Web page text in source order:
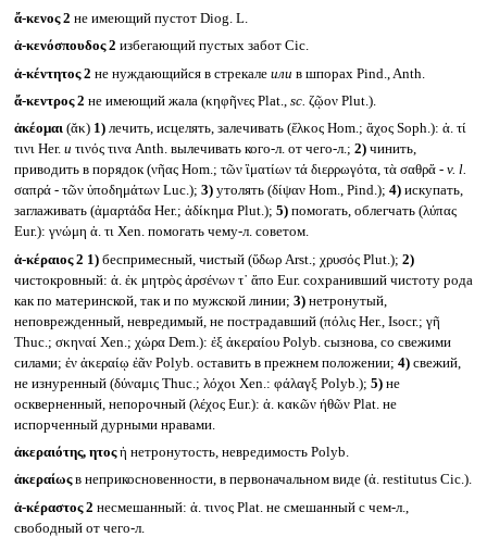
ἄ-κενος 2 не имеющий пустот Diog. L.
ἀ-κενόσπουδος 2 избегающий пустых забот Cic.
ἀ-κέντητος 2 не нуждающийся в стрекале или в шпорах Pind., Anth.
ἄ-κεντρος 2 не имеющий жала (κηφῆνες Plat., sc. ζῷον Plut.).
ἀκέομαι(ᾰκ) 1)лечить, исцелять, залечивать (ἕλκος Hom.; ἄχος Soph.): ἀ. τί
τινι Her. и τινός τινα Anth. вылечивать кого-л. от чего-л.; 2)чинить,
приводить в порядок (νῆας Hom.; τῶν ἳματίων τά διερρωγότα, τὰ σαθρἄ - v. l.
σαπρά - τῶν ὑποδημάτων Luc.); 3)утолять (δίψαν Hom., Pind.); 4)искупать,
заглаживать (ἁμαρτάδα Her.; ἀδίκημα Plut.); 5)помогать, облегчать (λύπας
Eur.): γνώμη ἀ. τι Xen. помогать чему-л. советом.
ἀ-κέραιος 2 1)беспримесный, чистый (ὕδωρ Arst.; χρυσός Plut.); 2)
чистокровный: ἀ. ἐκ μητρὸς ἀρσένων τ᾽ ἄπο Eur. сохранивший чистоту рода
как по материнской, так и по мужской линии; 3)нетронутый,
неповрежденный, невредимый, не пострадавший (πόλις Her., Isocr.; γῆ
Thuc.; σκηναί Xen.; χώρα Dem.): ἐξ ἀκεραίου Polyb. сызнова, со свежими
силами; ἐν ἀκεραίῳ ἐᾶν Polyb. оставить в прежнем положении; 4)свежий,
не изнуренный (δύναμις Thuc.; λόχοι Xen.: φάλαγξ Polyb.); 5)не
оскверненный, непорочный (λέχος Eur.): ἀ. κακῶν ήθῶν Plat. не
испорченный дурными нравами.
ἀκεραιότης, ητοςἡ нетронутость, невредимость Polyb.
ἀκεραίωςв неприкосновенности, в первоначальном виде (ἀ. restitutus Cic.).
ἀ-κέραστος 2 несмешанный: ἀ. τινος Plat. не смешанный с чем-л.,
свободный от чего-л.